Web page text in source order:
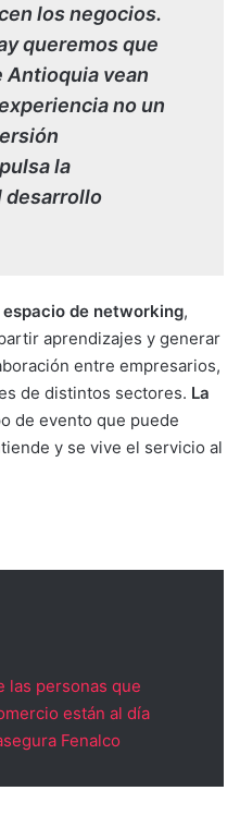
los negocios.
queremos que
Antioquia vean
no un
la
desarrollo
de networking,
aprendizajes y generar
entre empresarios,
de distintos sectores. La
de evento que puede
y se vive el servicio al
las personas que
están al día
Fenalco